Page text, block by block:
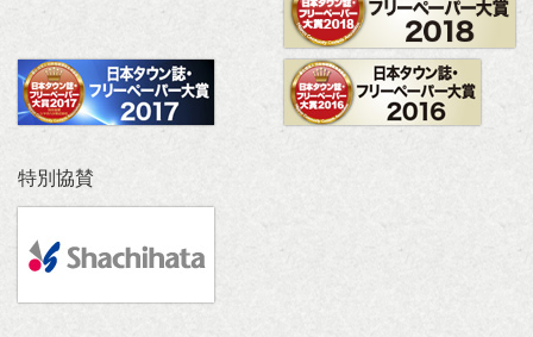
特別協賛